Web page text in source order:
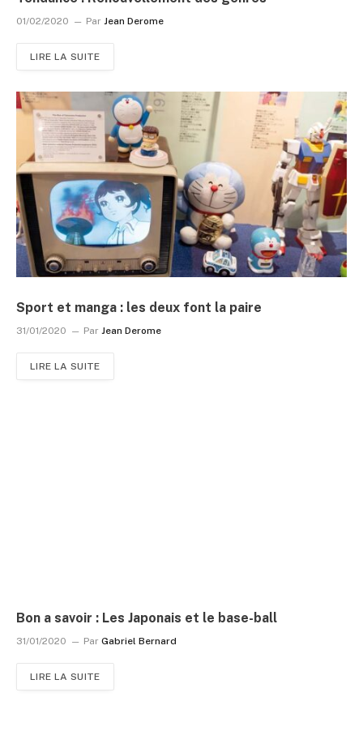
01/02/2020 Par Jean Derome
LIRE LA SUITE
Sport et manga : les deux font la paire
31/01/2020 Par Jean Derome
LIRE LA SUITE
Bon a savoir : Les Japonais et le base-ball
31/01/2020 Par Gabriel Bernard
LIRE LA SUITE